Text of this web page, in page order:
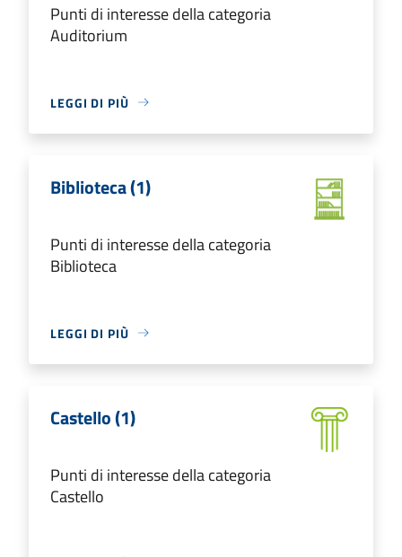
Punti di interesse della categoria
Auditorium
LEGGI DI PIÙ
Biblioteca (1)
Punti di interesse della categoria
Biblioteca
LEGGI DI PIÙ
Castello (1)
Punti di interesse della categoria
Castello